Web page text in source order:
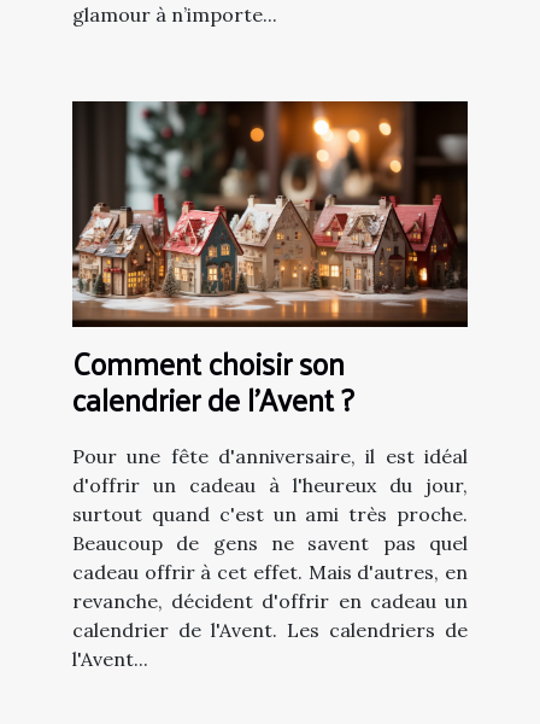
glamour à n’importe...
Comment choisir son
calendrier de l'Avent ?
Pour une fête d'anniversaire, il est idéal
d'offrir un cadeau à l'heureux du jour,
surtout quand c'est un ami très proche.
Beaucoup de gens ne savent pas quel
cadeau offrir à cet effet. Mais d'autres, en
revanche, décident d'offrir en cadeau un
calendrier de l'Avent. Les calendriers de
l'Avent...